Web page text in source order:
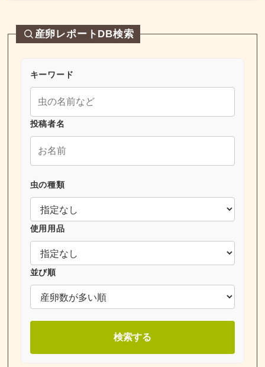
産卵レポートDB検索
キーワード
投稿者名
虫の種類
使用用品
並び順
検索する